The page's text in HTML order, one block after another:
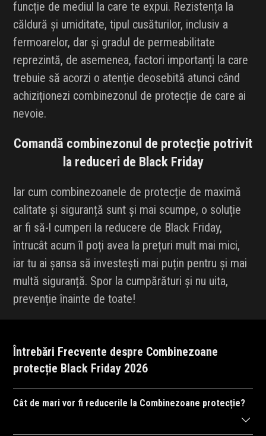
funcție de mediul la care te expui. Rezistența la
căldură și umiditate, tipul cusăturilor, inclusiv a
fermoarelor, dar și gradul de permeabilitate
reprezintă, de asemenea, factori importanți la care
trebuie să acorzi o atenție deosebită atunci când
achiziționezi combinezonul de protecție de care ai
nevoie.
Comandă combinezonul de protecție potrivit
la reduceri de Black Friday
Iar cum combinezoanele de protecție de maximă
calitate și siguranță sunt și mai scumpe, o soluție
ar fi să-l cumperi la reducere de Black Friday,
întrucât acum îl poți avea la prețuri mult mai mici,
iar tu ai șansa să investești mai puțin pentru și mai
multă siguranță. Spor la cumpărături și nu uita,
prevenție înainte de toate!
Întrebări Frecvente despre Combinezoane
protecție Black Friday 2026
Cât de mari vor fi reducerile la Combinezoane protecție?